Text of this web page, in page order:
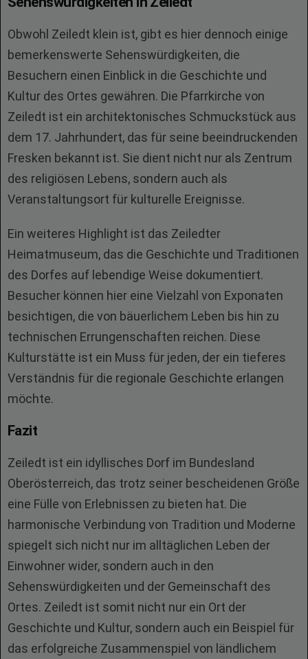
Obwohl Zeiledt klein ist, gibt es hier dennoch einige
bemerkenswerte Sehenswürdigkeiten, die
Besuchern einen Einblick in die Geschichte und
Kultur des Ortes gewähren. Die Pfarrkirche von
Zeiledt ist ein architektonisches Schmuckstück aus
dem 17. Jahrhundert, das für seine beeindruckenden
Fresken bekannt ist. Sie dient nicht nur als Zentrum
des religiösen Lebens, sondern auch als
Veranstaltungsort für kulturelle Ereignisse.
Ein weiteres Highlight ist das Zeiledter
Heimatmuseum, das die Geschichte und Traditionen
des Dorfes auf lebendige Weise dokumentiert.
Besucher können hier eine Vielzahl von Exponaten
besichtigen, die von bäuerlichem Leben bis hin zu
technischen Errungenschaften reichen. Diese
Kulturstätte ist ein Muss für jeden, der ein tieferes
Verständnis für die regionale Geschichte erlangen
möchte.
Fazit
Zeiledt ist ein idyllisches Dorf im Bundesland
Oberösterreich, das trotz seiner bescheidenen Größe
eine Fülle von Erlebnissen zu bieten hat. Die
harmonische Verbindung von Tradition und Moderne
spiegelt sich nicht nur im alltäglichen Leben der
Einwohner wider, sondern auch in den
Sehenswürdigkeiten und der Gemeinschaft des
Ortes. Zeiledt ist somit nicht nur ein Ort der
Geschichte und Kultur, sondern auch ein Beispiel für
das erfolgreiche Zusammenspiel von ländlichem